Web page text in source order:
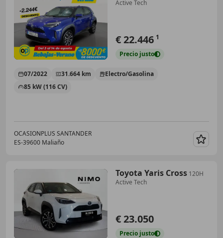
Active Tech
€ 22.446 1
Precio justo
07/2022 31.664 km
Electro/Gasolina
85 kW (116 CV)
OCASIONPLUS SANTANDER
ES-39600 Maliaño
Toyota Yaris Cross 120H
Active Tech
€ 23.050
Precio justo